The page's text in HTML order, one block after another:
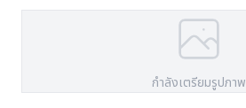
กำลังเตรียมรูปภาพ